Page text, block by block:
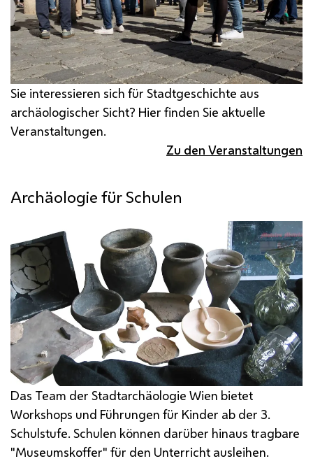
Sie interessieren sich für Stadtgeschichte aus
archäologischer Sicht? Hier finden Sie aktuelle
Veranstaltungen.
Zu den Veranstaltungen
Archäologie für Schulen
Das Team der Stadtarchäologie Wien bietet
Workshops und Führungen für Kinder ab der 3.
Schulstufe. Schulen können darüber hinaus tragbare
"Museumskoffer" für den Unterricht ausleihen.